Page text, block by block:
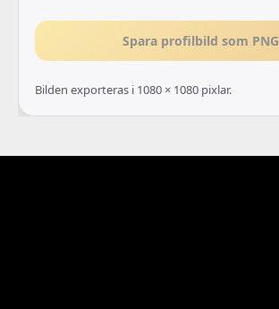
Spara profilbild som PNG
Bilden exporteras i 1080 × 1080 pixlar.